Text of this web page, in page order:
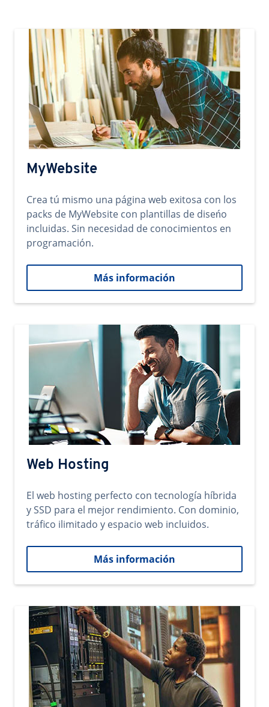
MyWebsite
Crea tú mismo una página web exitosa con los
packs de MyWebsite con plantillas de diseńo
incluidas. Sin necesidad de conocimientos en
programación.
Más información
Web Hosting
El web hosting perfecto con tecnología híbrida
y SSD para el mejor rendimiento. Con dominio,
tráfico ilimitado y espacio web incluidos.
Más información